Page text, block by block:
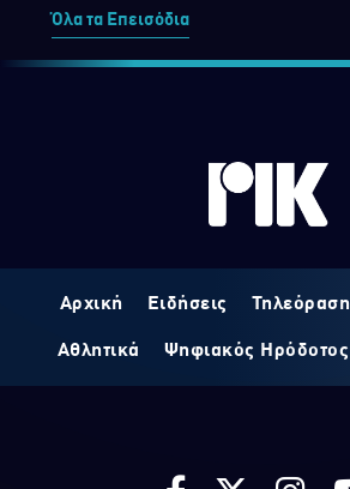
Όλα τα Επεισόδια
Αρχική Ειδήσεις Τηλεόραση
Αθλητικά Ψηφιακός Ηρόδοτος